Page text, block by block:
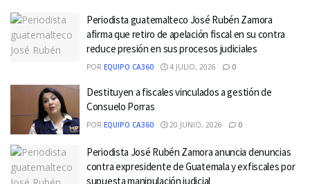
Periodista guatemalteco José Rubén Zamora
afirma que retiro de apelación fiscal en su contra
reduce presión en sus procesos judiciales
POR EQUIPO CA360 4 JULIO, 2026 0
Destituyen a fiscales vinculados a gestión de
Consuelo Porras
POR EQUIPO CA360 20 JUNIO, 2026 0
Periodista José Rubén Zamora anuncia denuncias
contra expresidente de Guatemala y exfiscales por
supuesta manipulación judicial